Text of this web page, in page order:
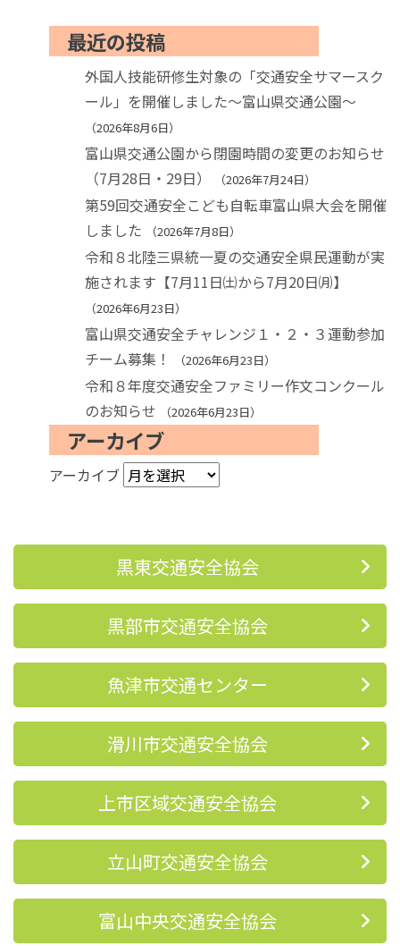
最近の投稿
外国人技能研修生対象の「交通安全サマースク
ール」を開催しました～富山県交通公園～
2026年8月6日
富山県交通公園から閉園時間の変更のお知らせ
（7月28日・29日）
2026年7月24日
第59回交通安全こども自転車富山県大会を開催
しました
2026年7月8日
令和８北陸三県統一夏の交通安全県民運動が実
施されます【7月11日㈯から7月20日㈪】
2026年6月23日
富山県交通安全チャレンジ１・２・３運動参加
チーム募集！
2026年6月23日
令和８年度交通安全ファミリー作文コンクール
のお知らせ
2026年6月23日
アーカイブ
アーカイブ
黒東交通安全協会
黒部市交通安全協会
魚津市交通センター
滑川市交通安全協会
上市区域交通安全協会
立山町交通安全協会
富山中央交通安全協会